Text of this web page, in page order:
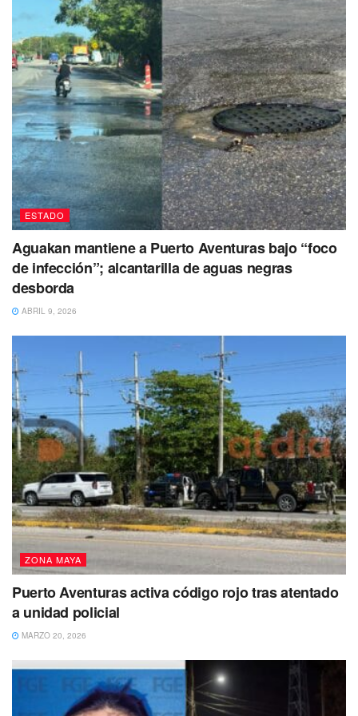
ESTADO
Aguakan mantiene a Puerto Aventuras bajo “foco
de infección”; alcantarilla de aguas negras
desborda
ABRIL 9, 2026
ZONA MAYA
Puerto Aventuras activa código rojo tras atentado
a unidad policial
MARZO 20, 2026